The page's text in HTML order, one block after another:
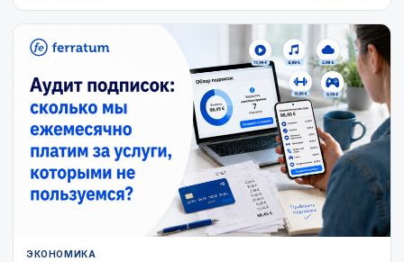
ЭКОНОМИКА